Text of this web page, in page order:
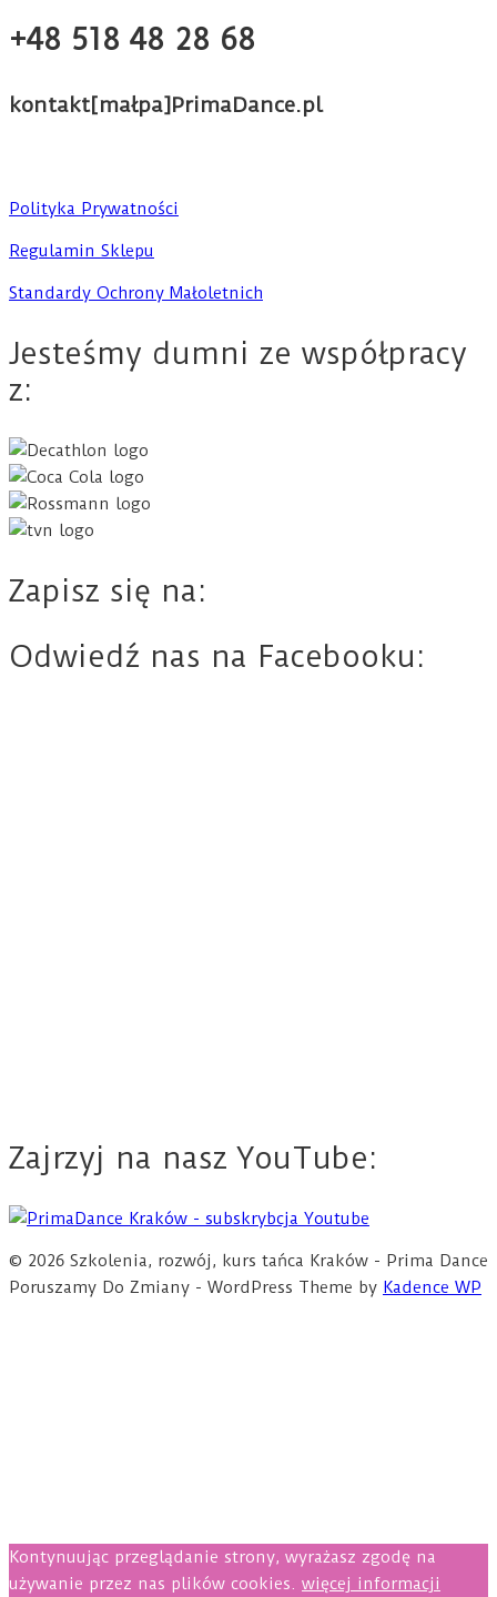
+48 518 48 28 68
kontakt[małpa]PrimaDance.pl
Polityka Prywatności
Regulamin Sklepu
Standardy Ochrony Małoletnich
Jesteśmy dumni ze współpracy
z:
Zapisz się na:
Odwiedź nas na Facebooku:
Zajrzyj na nasz YouTube:
© 2026 Szkolenia, rozwój, kurs tańca Kraków - Prima Dance
Poruszamy Do Zmiany - WordPress Theme by Kadence WP
Kontynuując przeglądanie strony, wyrażasz zgodę na
używanie przez nas plików cookies. więcej informacji